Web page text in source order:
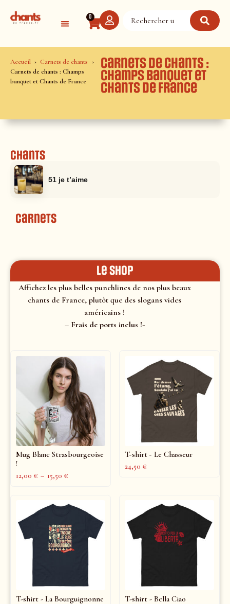
0
Accueil
Carnets de chants
Carnets de chants : Champs
banquet et Chants de France
Carnets de chants :
Champs banquet et
Chants de France
Chants
51 je t’aime
Carnets
le shop
Affichez les plus belles punchlines de nos plus beaux
chants de France, plutôt que des slogans vides
américains !
– Frais de ports inclus !-
Mug Blanc Strasbourgeoise
!
12,00 € – 15,50 €
T-shirt - Le Chasseur
24,50 €
T-shirt - La Bourguignonne T-shirt - Bella Ciao